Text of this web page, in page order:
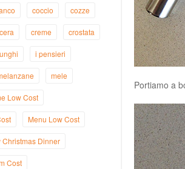
Portiamo a
coccio cozze
creme crostata
i pensieri
mele
Low Cost
Menu Low Cost
Christmas Dinner
Cost